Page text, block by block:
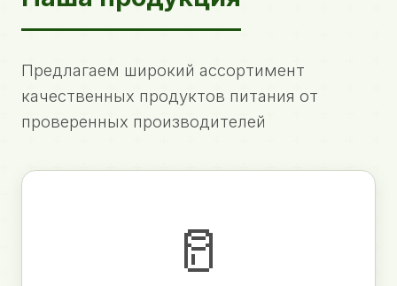
Предлагаем широкий ассортимент
качественных продуктов питания от
проверенных производителей
🥛